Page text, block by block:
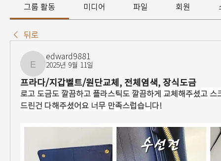
그룹 활동 미디어 파일 회원
뒤로
edward9881
edward9881
2025년 9월 11일
프라다/지갑벨트/원단교체, 전체염색, 장식도금
로고 도금도 깔끔하고 플라스틱도 깔끔하게 교체해주셨고
드린건 다해주셨어요 너무 만족스럽습니다!